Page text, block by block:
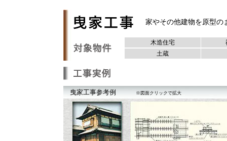
家やその他建物を原型の
木造住宅
土蔵
曳家工事参考例※図面クリックで拡大